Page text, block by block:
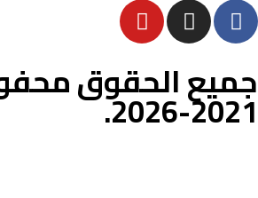
جميع الحقوق
2021-2026.